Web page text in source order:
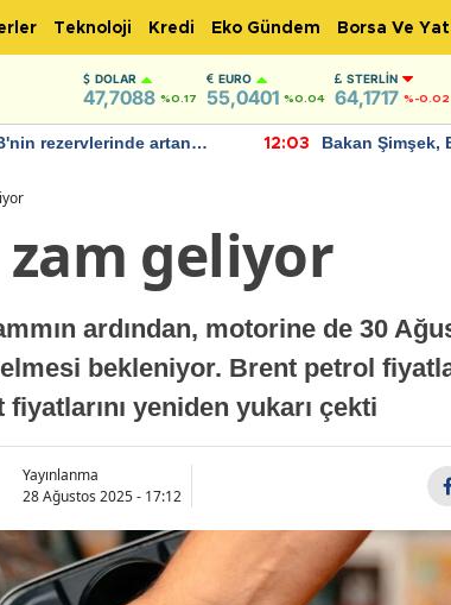
Teknoloji Kredi Eko Gündem Borsa Ve
DOLAR
47,7088 %0.17
EURO
55,0401 %0.04
STERLIN
64,1717 %-0.02
rezervlerinde artan
12:03
Bakan Şimşek,
geliyor
ardından, motorine de 30
bekleniyor. Brent petrol
yeniden yukarı çekti
Yayınlanma
28 Ağustos 2025 - 17:12